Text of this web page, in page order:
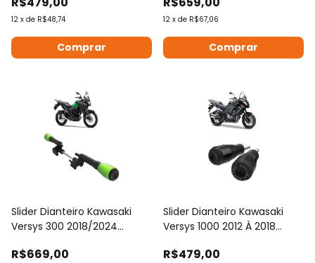
12 x de R$48,74
Comprar
12 x de R$67,06
Comprar
Slider Dianteiro Kawasaki
Versys 300 2018/2024
R$669,00
Slider Dianteiro Kawasaki
Versys 1000 2012 À 2018
R$479,00